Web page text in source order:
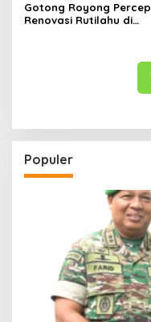
Gotong Royong
Renovasi Rutilahu di
Populer